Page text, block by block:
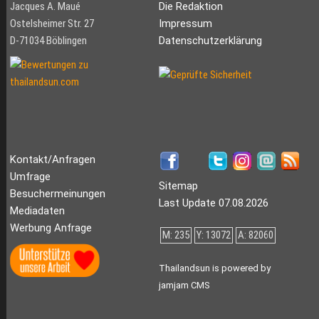
Jacques A. Maué
Ostelsheimer Str. 27
D-71034 Böblingen
Die Redaktion
Impressum
Datenschutzerklärung
Kontakt/Anfragen
Umfrage
Besuchermeinungen
Mediadaten
Werbung Anfrage
Sitemap
Last Update 07.08.2026
M: 235 Y: 13072 A: 82060
Thailandsun is powered by
jamjam CMS